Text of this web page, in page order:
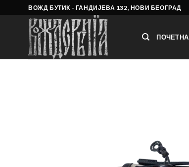
to
ВОЖД БУТИК - ГАНДИЈЕВА 132, НОВИ БЕОГРАД
ПОЧЕТНА